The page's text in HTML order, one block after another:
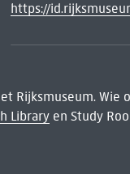
https://
Rijksmuseum.
Libraryen Study